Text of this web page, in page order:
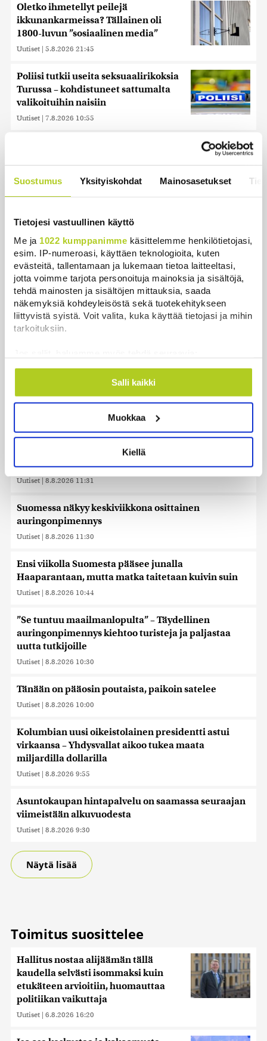
Suostumus Yksityiskohdat Mainosasetukset
Tietojesi vastuullinen käyttö
Me ja 1022 kumppanimme käsittelemme henkilötietojasi,
esim. IP-numeroasi, käyttäen teknologioita, kuten
evästeitä, tallentamaan ja lukemaan tietoa laitteeltasi,
jotta voimme tarjota personoituja mainoksia ja sisältöjä,
tehdä mainosten ja sisältöjen mittauksia, saada
näkemyksiä kohdeyleisöstä sekä tuotekehitykseen
liittyvistä syistä. Voit valita, kuka käyttää tietojasi ja mihin
tarkoituksiin.
Kerätä tietoja maantieteellisestä sijainnistasi,
mahdollisesti muutaman metrin tarkkuudella
ominaispiirteitä aktiivisesti (sormenjäljen
Lue lisää siitä, miten henkilötietojasi käsitellään ja miten
suostumustasi tai peruuttaa sen milloin vain
evästeilmoituksessa.
räätälöimiseen, sosiaalisen median ominaisuuksien
tukemiseen ja kävijämäärämme analysoimiseen. Lisäksi
jaamme sosiaalisen median, mainosalan ja analytiikka-
sivustoamme. Kumppanimme voivat yhdistää näitä
tietoja muihin tietoihin, joita olet antanut heille tai joita on
kerätty, kun olet käyttänyt heidän palvelujaan. Tietoja
saatetaan myös siirtää ulkomaille.
Salli kaikki
Muokkaa
Kiellä
Oletko ihmetellyt peilejä
ikkunankarmeissa? Tällainen oli
1800-luvun ”sosiaalinen media”
Uutiset | 5.8.2026 21:45
Poliisi tutkii useita seksuaalirikoksia
Turussa – kohdistuneet sattumalta
valikoituihin naisiin
Uutiset | 7.8.2026 10:55
hintaa”
Uutiset | 6.8.2026 11:56
Uusimmat
Sikarutto tuo metsästysrajoituksia – vilkkain
metsästyskausi käynnistyy Suomessa
Uutiset 8.8.2026 15:00
rajaa
Ursa on myynyt ennätysmäärän pimennyslaseja
auringonpimennyksen edellä
Uutiset | 8.8.2026 11:31
Suomessa näkyy keskiviikkona osittainen
auringonpimennys
Uutiset | 8.8.2026 11:30
Ensi viikolla Suomesta pääsee junalla
Haaparantaan, mutta matka taitetaan kuivin suin
Uutiset | 8.8.2026 10:44
”Se tuntuu maailmanlopulta” – Täydellinen
auringonpimennys kiehtoo turisteja ja paljastaa
uutta tutkijoille
Uutiset | 8.8.2026 10:30
Tänään on pääosin poutaista, paikoin satelee
Uutiset | 8.8.2026 10:00
Kolumbian uusi oikeistolainen presidentti astui
virkaansa – Yhdysvallat aikoo tukea maata
miljardilla dollarilla
Uutiset | 8.8.2026 9:55
Asuntokaupan hintapalvelu on saamassa seuraajan
viimeistään alkuvuodesta
Uutiset | 8.8.2026 9:30
Näytä lisää
Toimitus suosittelee
Hallitus nostaa alijäämän tällä
kaudella selvästi isommaksi kuin
etukäteen arvioitiin, huomauttaa
politiikan vaikuttaja
Uutiset | 6.8.2026 16:20